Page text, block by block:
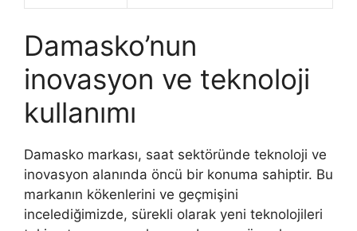
Damasko’nun
inovasyon ve teknoloji
kullanımı
Damasko markası, saat sektöründe teknoloji ve
inovasyon alanında öncü bir konuma sahiptir. Bu
markanın kökenlerini ve geçmişini
incelediğimizde, sürekli olarak yeni teknolojileri